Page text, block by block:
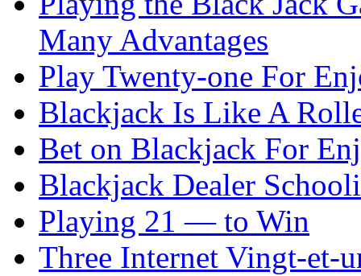
Many Advantages
Play Twenty-one For
Blackjack Is Like A
Bet on Blackjack For
Blackjack Dealer
Playing 21 — to Win
Three Internet Vingt-et-